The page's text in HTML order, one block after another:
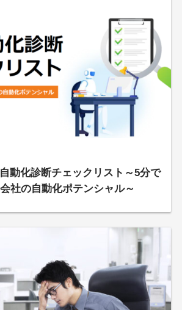
動化診断チェックリスト～5分で
社の自動化ポテンシャル～